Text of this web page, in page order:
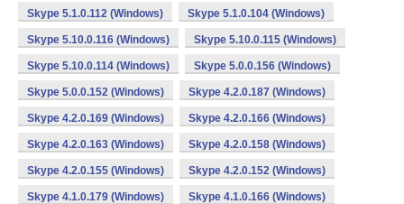
Skype 5.1.0.112 (Windows) Skype 5.1.0.104 (Windows)
Skype 5.10.0.116 (Windows) Skype 5.10.0.115 (Windows)
Skype 5.10.0.114 (Windows) Skype 5.0.0.156 (Windows)
Skype 5.0.0.152 (Windows) Skype 4.2.0.187 (Windows)
Skype 4.2.0.169 (Windows) Skype 4.2.0.166 (Windows)
Skype 4.2.0.163 (Windows) Skype 4.2.0.158 (Windows)
Skype 4.2.0.155 (Windows) Skype 4.2.0.152 (Windows)
Skype 4.1.0.179 (Windows) Skype 4.1.0.166 (Windows)